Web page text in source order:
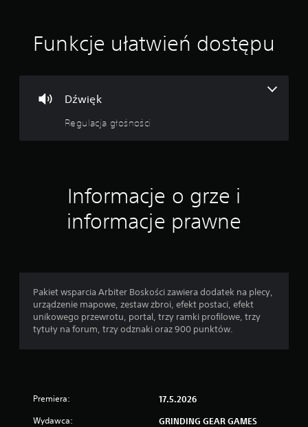
Funkcje ułatwień dostępu
Dźwięk
Regulacja głośności
Informacje o grze i
informacje prawne
Pakiet wsparcia Arbiter Boskości zawiera dodatek na plecy,
urządzenie mapowe, zestaw zbroi, efekt postaci, efekt
unikowego przewrotu, portal, trzy ramki profilowe, trzy
tytuły na forum, trzy odznaki oraz 900 punktów.
Premiera: 17.5.2026
Wydawca:
GRINDING GEAR GAMES